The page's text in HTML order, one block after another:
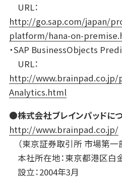
URL：
http://go.sap.com/japan/
platform/hana-on-
・SAP BusinessObjects
URL：
http://
Analytics.html
●株式会社ブレインパッドに
http://www.brainpad.co.jp/
（東京証券取引所 市場第一
本社所在地：東京都港区白
設立：2004年3月